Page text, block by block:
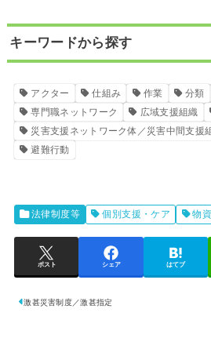
キーワードから探す
アクター 仕組み 作業 分類
専門職ネットワーク
広域支援組織
災害支援ネットワーク体／災害中間支援
避難行動
法律制度等 個別支援・ケア 物
ポスト シェア はてブ
激甚災害制度／激甚指定